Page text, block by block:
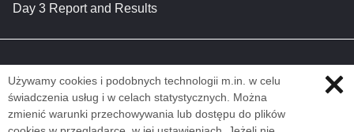
Day 3 Report and Results
Używamy cookies i podobnych technologii m.in. w celu
świadczenia usług i w celach statystycznych. Można
zmienić warunki przechowywania lub dostępu do plików